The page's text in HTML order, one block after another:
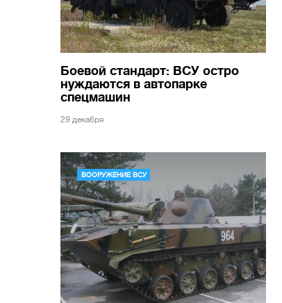
Боевой стандарт: ВСУ остро
нуждаются в автопарке
спецмашин
29 декабря
ВООРУЖЕНИЕ ВСУ